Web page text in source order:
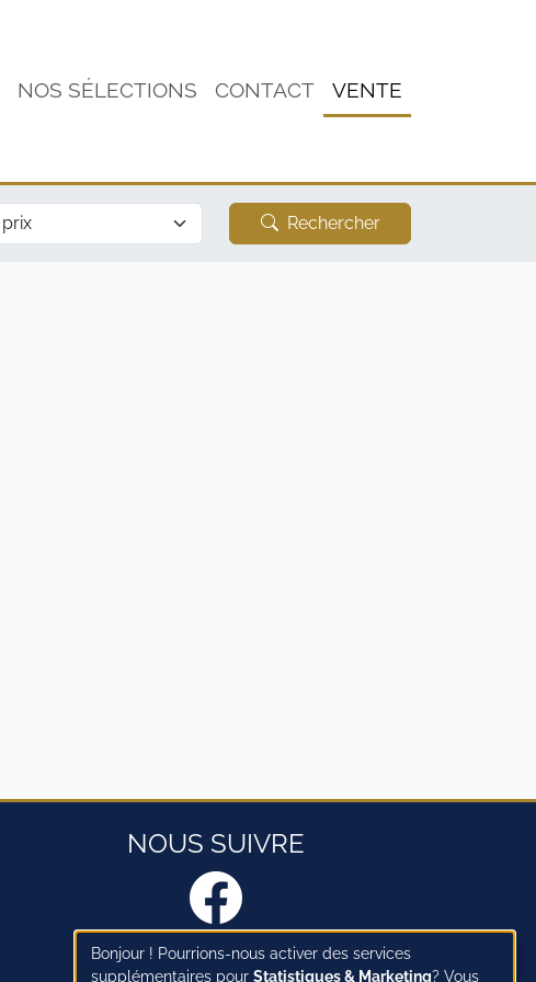
NOS SÉLECTIONS CONTACT VENTE
Rechercher
NOUS SUIVRE
Haut de page
Bonjour ! Pourrions-nous activer des services
supplémentaires pour Statistiques & Marketing? Vous